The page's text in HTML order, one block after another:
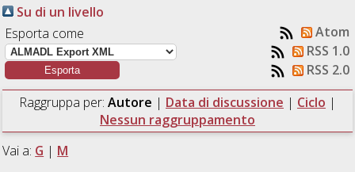
Su di un livello
Esporta come
Atom
RSS 1.0
RSS 2.0
Raggruppa per: Autore | Data di discussione | Ciclo |
Nessun raggruppamento
Vai a: G | M